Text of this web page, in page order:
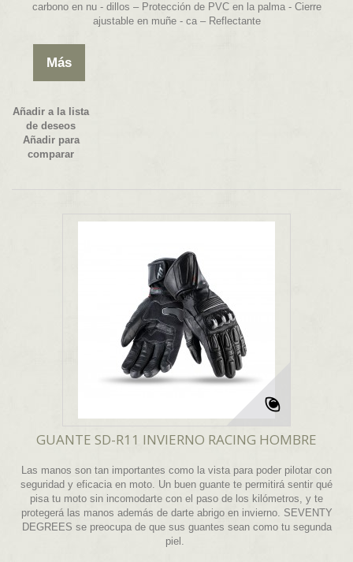
carbono en nu - dillos – Protección de PVC en la palma - Cierre
ajustable en muñe - ca – Reflectante
Más
Añadir a la lista
de deseos
Añadir para
comparar
GUANTE SD-R11 INVIERNO RACING HOMBRE
Las manos son tan importantes como la vista para poder pilotar con
seguridad y eficacia en moto. Un buen guante te permitirá sentir qué
pisa tu moto sin incomodarte con el paso de los kilómetros, y te
protegerá las manos además de darte abrigo en invierno. SEVENTY
DEGREES se preocupa de que sus guantes sean como tu segunda
piel.